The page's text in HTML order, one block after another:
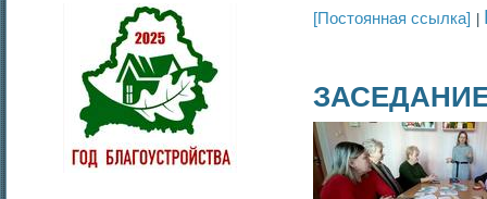
[Постоянная ссылка]